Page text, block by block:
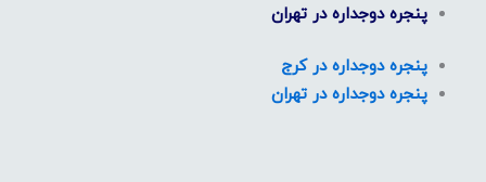
پنجره دوجداره در تهران
پنجره دوجداره در ​کرج
پنجره دوجداره در تهران